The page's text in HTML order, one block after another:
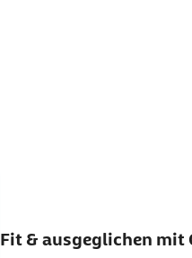
Fit & ausgeglichen mit